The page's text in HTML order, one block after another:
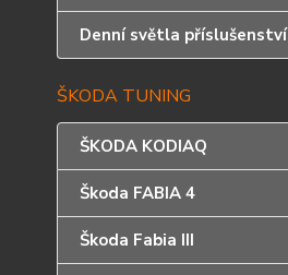
Denní světla příslušenství
ŠKODA TUNING
ŠKODA KODIAQ
Škoda FABIA 4
Škoda Fabia III